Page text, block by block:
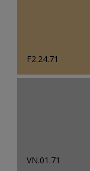
F2.24.71
VN.01.71